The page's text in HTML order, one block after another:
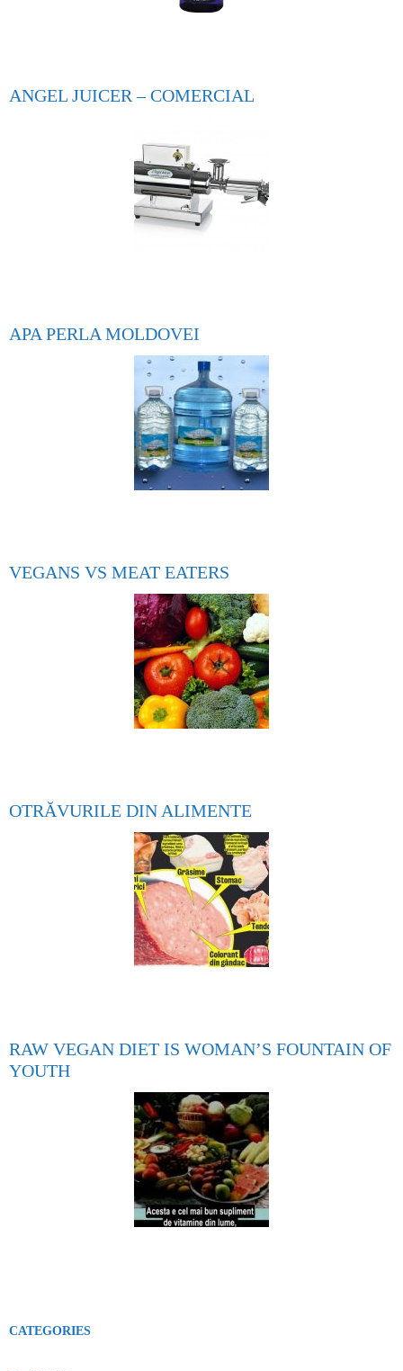
ANGEL JUICER – COMERCIAL
APA PERLA MOLDOVEI
VEGANS VS MEAT EATERS
OTRĂVURILE DIN ALIMENTE
RAW VEGAN DIET IS WOMAN’S FOUNTAIN OF
YOUTH
CATEGORIES